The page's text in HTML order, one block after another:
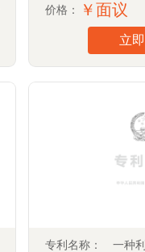
价格： ￥面议
立
专利名称：
一种